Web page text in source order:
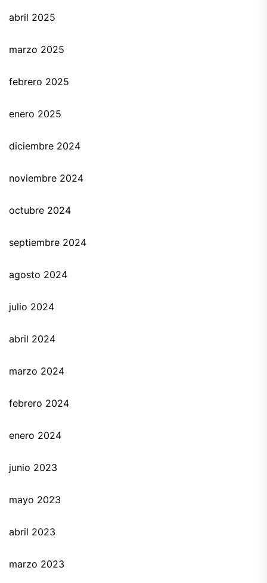
abril 2025
marzo 2025
febrero 2025
enero 2025
diciembre 2024
noviembre 2024
octubre 2024
septiembre 2024
agosto 2024
julio 2024
abril 2024
marzo 2024
febrero 2024
enero 2024
junio 2023
mayo 2023
abril 2023
marzo 2023